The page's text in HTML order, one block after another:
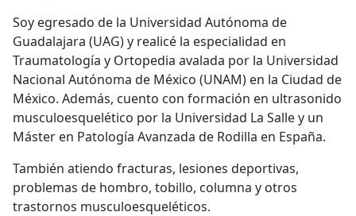
Soy egresado de la Universidad Autónoma de
Guadalajara (UAG) y realicé la especialidad en
Traumatología y Ortopedia avalada por la Universidad
Nacional Autónoma de México (UNAM) en la Ciudad de
México. Además, cuento con formación en ultrasonido
musculoesquelético por la Universidad La Salle y un
Máster en Patología Avanzada de Rodilla en España.
También atiendo fracturas, lesiones deportivas,
problemas de hombro, tobillo, columna y otros
trastornos musculoesqueléticos.